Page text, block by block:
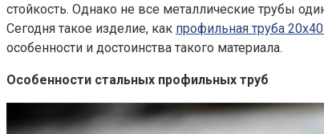
стойкость. Однако не все металлические трубы
Сегодня такое изделие, как профильная труба
особенности и достоинства такого материала.
Особенности стальных профильных труб